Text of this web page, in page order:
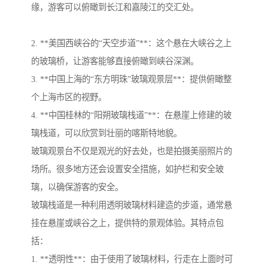
缘，游客可以俯瞰到长江和嘉陵江的交汇处。
2. **美国西峡谷的“天空步道”**：这个悬在大峡谷之上
的玻璃桥，让游客能够直接俯瞰到峡谷深渊。
3. **中国上海的“东方明珠”玻璃观景层**：提供俯瞰整
个上海市区的视野。
4. **中国桂林的“阳朔玻璃栈道”**：在悬崖上修建的玻
璃栈道，可以欣赏到壮丽的喀斯特地貌。
玻璃观景台不仅是观光的好去处，也是拍摄美丽照片的
场所。很多地方还会设置安全措施，如护栏和安全玻
璃，以确保游客的安全。
玻璃栈道是一种利用透明玻璃材料建造的步道，通常悬
挂在悬崖或峡谷之上，提供特的景观体验。其特点包
括：
1. **透明性**：由于使用了玻璃材料，行走在上面时可